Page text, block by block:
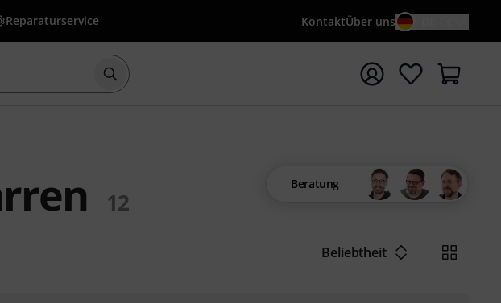
Reparaturservice KontaktÜber uns
Suche mit Suchwort {searchTerm} starten
12
Beratung
Beliebtheit